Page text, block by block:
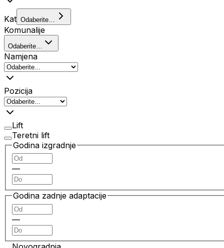
Kat Odaberite…
Komunalije
Odaberite…
Namjena
Pozicija
Lift
Teretni lift
Godina izgradnje
—
Godina zadnje adaptacije
—